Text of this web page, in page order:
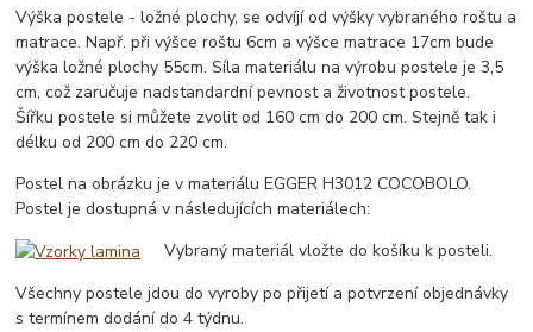
Výška postele - ložné plochy, se odvíjí od výšky vybraného roštu a
matrace. Např. při výšce roštu 6cm a výšce matrace 17cm bude
výška ložné plochy 55cm. Síla materiálu na výrobu postele je 3,5
cm, což zaručuje nadstandardní pevnost a životnost postele.
Šířku postele si můžete zvolit od 160 cm do 200 cm. Stejně tak i
délku od 200 cm do 220 cm.
Postel na obrázku je v materiálu EGGER H3012 COCOBOLO.
Postel je dostupná v následujících materiálech:
Vybraný materiál vložte do košíku k posteli.
Všechny postele jdou do vyroby po přijetí a potvrzení objednávky
s termínem dodání do 4 týdnu.